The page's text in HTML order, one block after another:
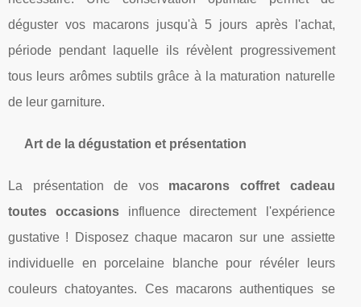
déguster vos macarons jusqu'à 5 jours après l'achat,
période pendant laquelle ils révèlent progressivement
tous leurs arômes subtils grâce à la maturation naturelle
de leur garniture.
Art de la dégustation et présentation
La présentation de vos macarons coffret cadeau
toutes occasions influence directement l'expérience
gustative ! Disposez chaque macaron sur une assiette
individuelle en porcelaine blanche pour révéler leurs
couleurs chatoyantes. Ces macarons authentiques se